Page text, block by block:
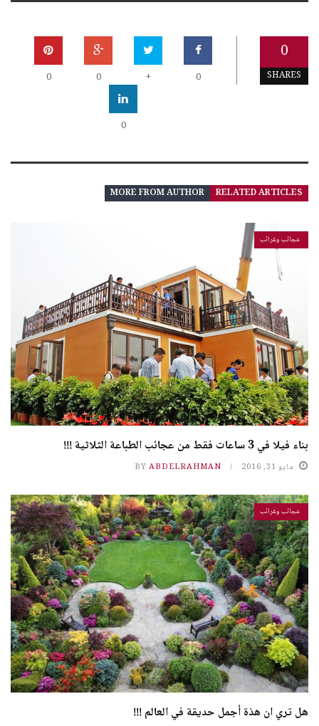
0
SHARES
0
+
0
0
0
RELATED ARTICLES
MORE FROM AUTHOR
عجائب وغرائب
بناء فيلا في 3 ساعات فقط من عجائب الطباعة الثلاثية !!!
مايو 31, 2016 BY ABDELRAHMAN
عجائب وغرائب
هل تري ان هذة أجمل حديقة في العالم !!!